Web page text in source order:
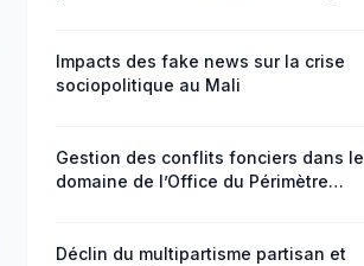
Impacts des fake news sur la crise
sociopolitique au Mali
Gestion des conflits fonciers dans le
domaine de l’Office du Périmètre
Déclin du multipartisme partisan et